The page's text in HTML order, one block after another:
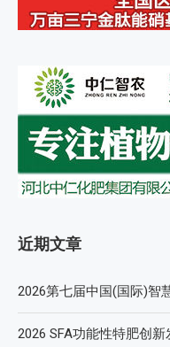
近期文章
2026第七届中国(国际)智
2026 SFA功能性特肥创